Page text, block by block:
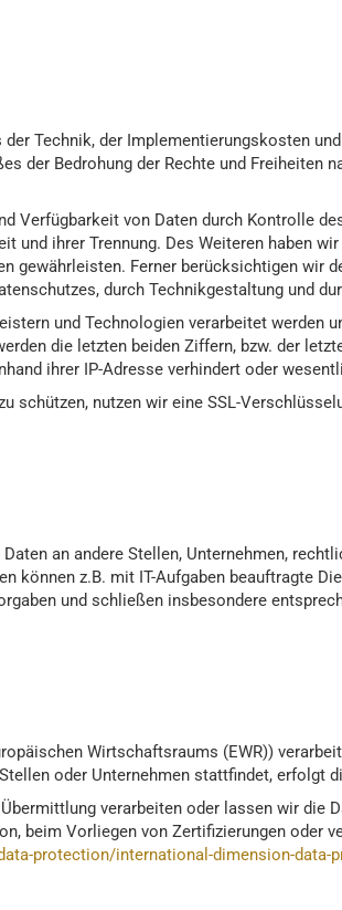
Technik, der Implementierungskosten
der Bedrohung der Rechte und Freiheiten
Verfügbarkeit von Daten durch Kontrolle
ihrer Trennung. Des Weiteren haben
gewährleisten. Ferner berücksichtigen wir
durch Technikgestaltung und
und Technologien verarbeitet werden
die letzten beiden Ziffern, bzw. der
ihrer IP-Adresse verhindert oder
schützen, nutzen wir eine SSL-
an andere Stellen, Unternehmen,
können z.B. mit IT-Aufgaben beauftragte
und schließen insbesondere
Wirtschaftsraums (EWR))
oder Unternehmen stattfindet, erfolgt
verarbeiten oder lassen wir die
beim Vorliegen von Zertifizierungen oder
protection/international-dimension-data-